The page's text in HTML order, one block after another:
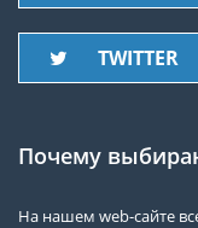
TWITTER
Почему
На нашем web-сайте